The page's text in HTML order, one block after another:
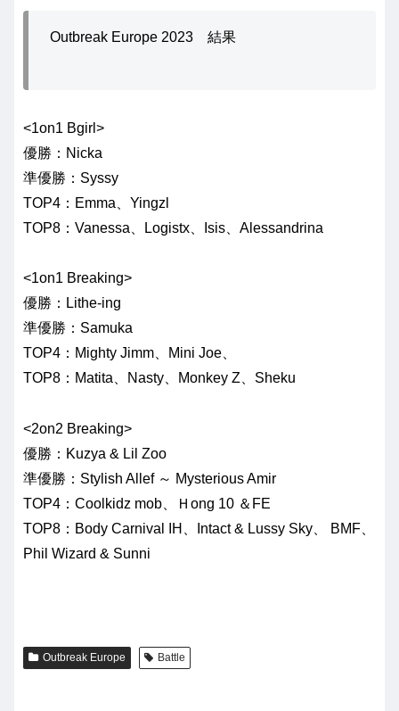
Outbreak Europe 2023 結果
<1on1 Bgirl>
優勝：Nicka
準優勝：Syssy
TOP4：Emma、Yingzl
TOP8：Vanessa、Logistx、Isis、Alessandrina
<1on1 Breaking>
優勝：Lithe-ing
準優勝：Samuka
TOP4：Mighty Jimm、Mini Joe、
TOP8：Matita、Nasty、Monkey Z、Sheku
<2on2 Breaking>
優勝：Kuzya & Lil Zoo
準優勝：Stylish Allef ～ Mysterious Amir
TOP4：Coolkidz mob、Ｈong 10 ＆FE
TOP8：Body Carnival IH、Intact & Lussy Sky、 BMF、
Phil Wizard & Sunni
Outbreak Europe Battle